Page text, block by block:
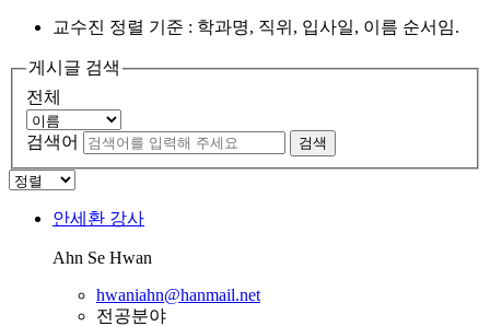
교수진 정렬 기준 : 학과명, 직위, 입사일, 이름 순서임.
게시글 검색
전체
검색어 검색
안세환 강사
Ahn Se Hwan
hwaniahn@hanmail.net
전공분야